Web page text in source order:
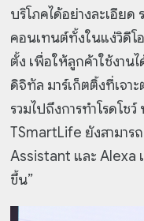
บริโภคได้อย่างละเอียด
คอนเทนต์ทั้งในแง่วิดีโ
ตั้ง เพื่อให้ลูกค้าใช้งาน
ดิจิทัล มาร์เก็ตติ้งที่เจา
รวมไปถึงการทำโรดโ
TSmartLife ยังสามาร
Assistant และ Alexa
ขึ้น”